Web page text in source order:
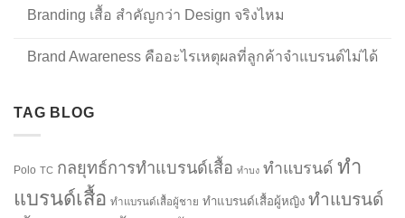
Branding เสื้อ สำคัญกว่า Design จริงไหม
Brand Awareness คืออะไรเหตุผลที่ลูกค้าจำแบรนด์ไม่ได้
TAG BLOG
Polo TC กลยุทธ์การทำแบรนด์เสื้อ ทำบง ทำแบรนด์ ทำ
แบรนด์เสื้อ ทำแบรนด์เสื้อผู้ชาย ทำแบรนด์เสื้อผู้หญิง ทำแบรนด์